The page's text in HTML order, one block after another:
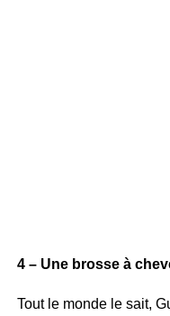
4 – Une brosse à
Tout le monde le sait,